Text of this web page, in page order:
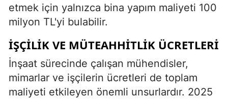
etmek için yalnızca bina yapım maliyeti 100
milyon TL'yi bulabilir.
İŞÇILIK VE MÜTEAHHITLIK ÜCRETLERI
İnşaat sürecinde çalışan mühendisler,
mimarlar ve işçilerin ücretleri de toplam
maliyeti etkileyen önemli unsurlardır. 2025